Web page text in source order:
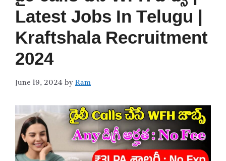
Latest Jobs In Telugu |
Kraftshala Recruitment
2024
June 19, 2024byRam